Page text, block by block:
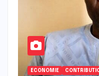
CONTRIBUTION